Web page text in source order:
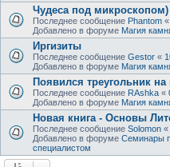
Чудеса под микроскопом)
Последнее сообщение Phantom «
Добавлено в форуме Магия
Иргизиты
Последнее сообщение Gestor «
Добавлено в форуме Магия
Появился треугольник
Последнее сообщение RAshka «
Добавлено в форуме Магия
Новая книга - Основы
Последнее сообщение Solomon «
Добавлено в форуме Семинары
специалистом